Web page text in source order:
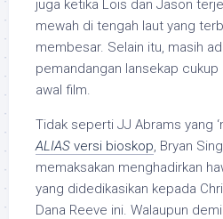
juga ketika Lois dan Jason
mewah di tengah laut yang
membesar. Selain itu, masih
pemandangan lansekap cukup
awal film.
Tidak seperti JJ Abrams yang
ALIAS versi bioskop, Bryan
memaksakan menghadirkan
yang didedikasikan kepada
Dana Reeve ini. Walaupun